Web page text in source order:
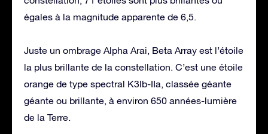
égales à la magnitude apparente de 6,5.
Juste un ombrage Alpha Arai, Beta Array est l’étoile
la plus brillante de la constellation. C’est une étoile
orange de type spectral K3Ib-IIa, classée géante
géante ou brillante, à environ 650 années-lumière
de la Terre.